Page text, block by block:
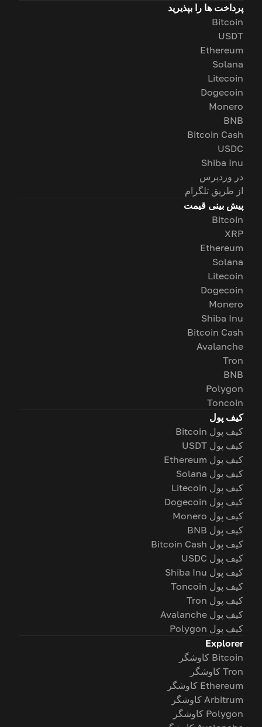
پرداخت ها را بپذیرید
Bitcoin
USDT
Ethereum
Solana
Litecoin
Dogecoin
Monero
BNB
Bitcoin Cash
USDC
Shiba Inu
در وردپرس
از طریق تلگرام
پیش بینی قیمت
Bitcoin
XRP
Ethereum
Solana
Litecoin
Dogecoin
Monero
Shiba Inu
Bitcoin Cash
Avalanche
Tron
BNB
Polygon
Toncoin
کیف پول
کیف پول Bitcoin
کیف پول USDT
کیف پول Ethereum
کیف پول Solana
کیف پول Litecoin
کیف پول Dogecoin
کیف پول Monero
کیف پول BNB
کیف پول Bitcoin Cash
کیف پول USDC
کیف پول Shiba Inu
کیف پول Toncoin
کیف پول Tron
کیف پول Avalanche
کیف پول Polygon
Explorer
Bitcoin کاوشگر
Tron کاوشگر
Ethereum کاوشگر
Arbitrum کاوشگر
Polygon کاوشگر